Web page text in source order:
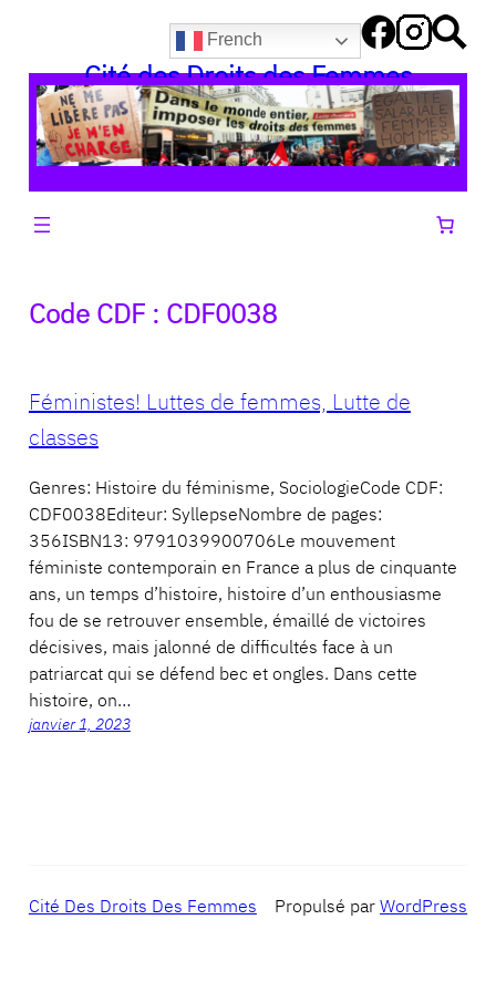
contenu
French
Cité des Droits des Femmes
Code CDF : CDF0038
Féministes! Luttes de femmes, Lutte de
classes
Genres: Histoire du féminisme, SociologieCode CDF:
CDF0038Editeur: SyllepseNombre de pages:
356ISBN13: 9791039900706Le mouvement
féministe contemporain en France a plus de cinquante
ans, un temps d’histoire, histoire d’un enthousiasme
fou de se retrouver ensemble, émaillé de victoires
décisives, mais jalonné de difficultés face à un
patriarcat qui se défend bec et ongles. Dans cette
histoire, on…
janvier 1, 2023
Cité Des Droits Des Femmes Propulsé parWordPress